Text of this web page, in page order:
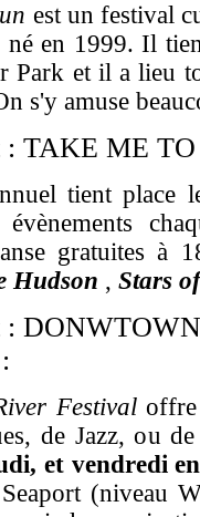
est un festival
né en 1999. Il
Park et il a lieu
s'y amuse
: TAKE ME
tient place
évènements
gratuites à
Hudson , Stars
:
Festivaloffre
de Jazz, ou
et vendredi
(niveau